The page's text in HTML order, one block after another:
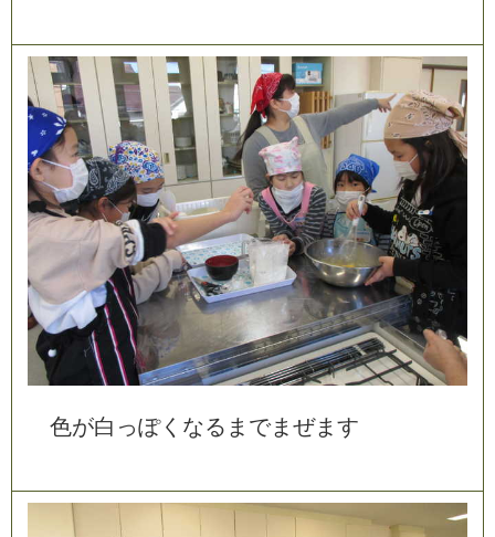
色が白 っぽく なる ま でま ぜま す